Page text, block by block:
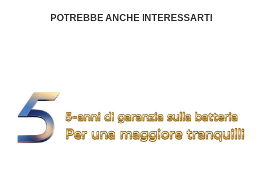
POTREBBE ANCHE INTERESSARTI